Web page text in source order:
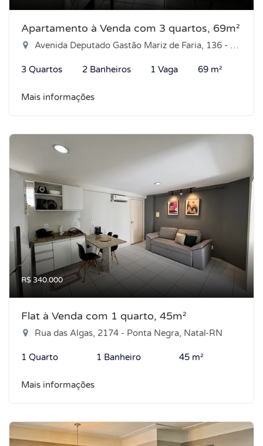
Apartamento à Venda com 3 quartos, 69m²
Avenida Deputado Gastão Mariz de Faria, 136 - Nova Parnamirim, Parnamirim-RN
3 Quartos 2 Banheiros 1 Vaga 69 m²
Mais informações
R$ 340.000
Flat à Venda com 1 quarto, 45m²
Rua das Algas, 2174 - Ponta Negra, Natal-RN
1 Quarto 1 Banheiro 45 m²
Mais informações